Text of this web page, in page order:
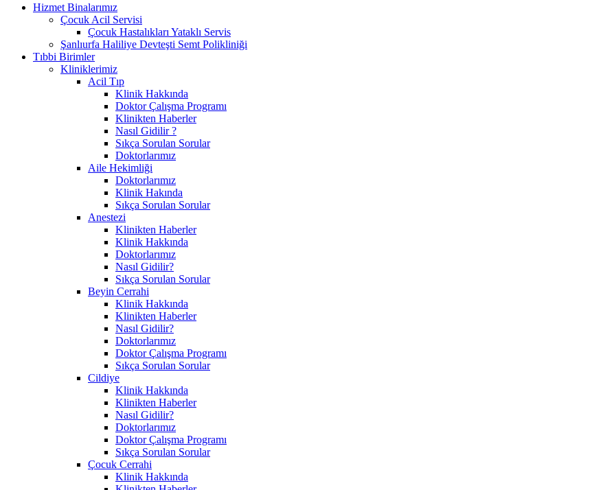
Hizmet Binalarımız
Çocuk Acil Servisi
Çocuk Hastalıkları Yataklı Servis
Şanlıurfa Haliliye Devteşti Semt Polikliniği
Tıbbi Birimler
Kliniklerimiz
Acil Tıp
Klinik Hakkında
Doktor Çalışma Programı
Klinikten Haberler
Nasıl Gidilir ?
Sıkça Sorulan Sorular
Doktorlarımız
Aile Hekimliği
Doktorlarımız
Klinik Hakında
Sıkça Sorulan Sorular
Anestezi
Klinikten Haberler
Klinik Hakkında
Doktorlarımız
Nasıl Gidilir?
Sıkça Sorulan Sorular
Beyin Cerrahi
Klinik Hakkında
Klinikten Haberler
Nasıl Gidilir?
Doktorlarımız
Doktor Çalışma Programı
Sıkça Sorulan Sorular
Cildiye
Klinik Hakkında
Klinikten Haberler
Nasıl Gidilir?
Doktorlarımız
Doktor Çalışma Programı
Sıkça Sorulan Sorular
Çocuk Cerrahi
Klinik Hakkında